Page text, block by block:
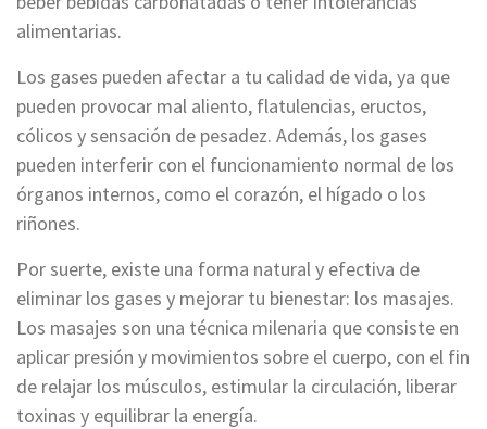
alimentarias.
Los gases pueden afectar a tu calidad de vida, ya que
pueden provocar mal aliento, flatulencias, eructos,
cólicos y sensación de pesadez. Además, los gases
pueden interferir con el funcionamiento normal de los
órganos internos, como el corazón, el hígado o los
riñones.
Por suerte, existe una forma natural y efectiva de
eliminar los gases y mejorar tu bienestar: los masajes.
Los masajes son una técnica milenaria que consiste en
aplicar presión y movimientos sobre el cuerpo, con el fin
de relajar los músculos, estimular la circulación, liberar
toxinas y equilibrar la energía.